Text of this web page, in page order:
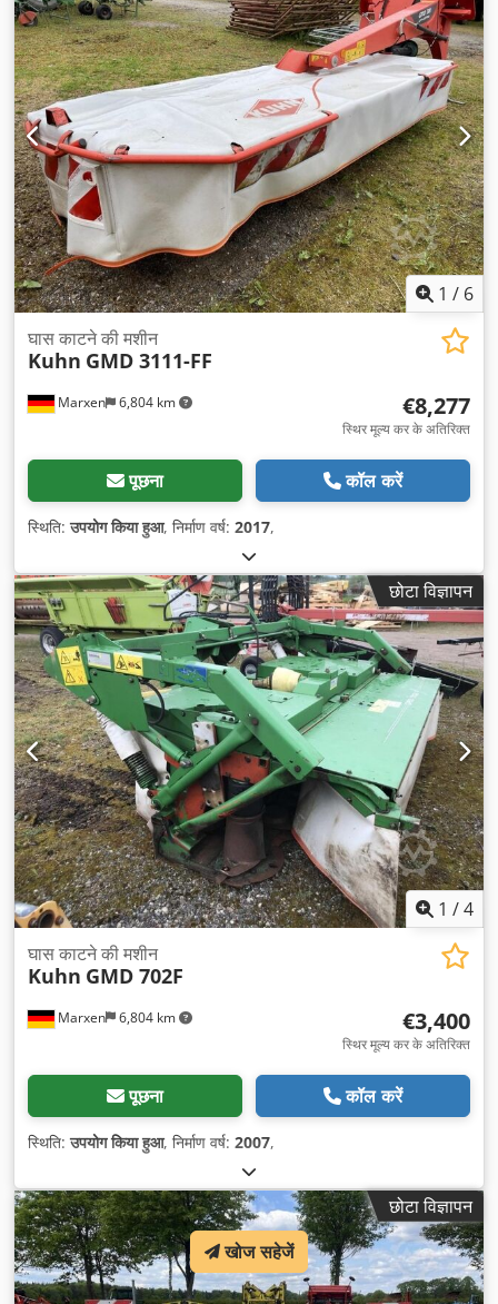
1 / 6
Marxen 6,804 km
घास काटने की मशीन
Kuhn GMD 3111-FF
€8,277
स्थिर मूल्य कर के अतिरिक्त
पूछना कॉल करें
स्थिति:उपयोग किया हुआ, निर्माण वर्ष: 2017,
छोटा विज्ञापन
1 /4
Marxen 6,804 km
घास काटने की मशीन
Kuhn GMD 702F
€3,400
स्थिर मूल्य कर के अतिरिक्त
पूछना कॉल करें
स्थिति:उपयोग किया हुआ, निर्माण वर्ष: 2007,
छोटा विज्ञापन
खोज सहेजें